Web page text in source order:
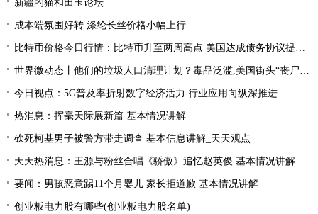
新疆的猫和田玉论坛
成本端氛围好转 涤纶长丝价格小幅上行
比特币价格今日行情：比特币升至两周高点 美国达成债务协议提振风险偏好
世界微动态丨他们的垃圾人口清理计划？毒品泛滥,美国街头“丧尸”遍地 白宫:新兴威胁
今日视点：5G普及率折射数字经济活力 行业应用向纵深推进
热消息：挥毫天际展新篇 基本情况讲解
砍死柯基男子被警方带走调查 基本信息讲解_天天观点
天天热消息：王源与粉丝合唱《骄傲》追忆赵英俊 基本情况讲解
要闻：男孩恶意踢11个月婴儿 家长拒道歉 基本情况讲解
创业板电力股有哪些(创业板电力股名单)